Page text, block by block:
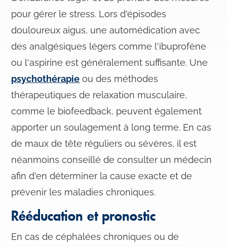
pour gérer le stress. Lors d'épisodes
douloureux aigus, une automédication avec
des analgésiques légers comme l'ibuprofène
ou l'aspirine est généralement suffisante. Une
psychothérapie ou des méthodes
thérapeutiques de relaxation musculaire,
comme le biofeedback, peuvent également
apporter un soulagement à long terme. En cas
de maux de tête réguliers ou sévères, il est
néanmoins conseillé de consulter un médecin
afin d'en déterminer la cause exacte et de
prévenir les maladies chroniques.
Rééducation et pronostic
En cas de céphalées chroniques ou de